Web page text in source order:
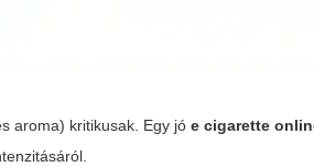
aroma) kritikusak. Egy jóe cigarette